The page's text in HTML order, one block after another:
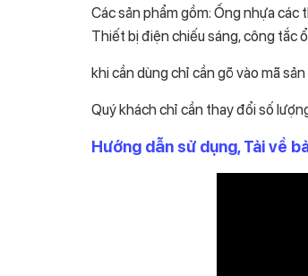
Các sản phẩm gồm: Ống nhựa
Thiết bị điện chiếu sáng, công tắc
khi cần dùng chỉ cần gõ vào mã
Quý khách chỉ cần thay đổi số
Hướng dẫn sử dụng, Tải về